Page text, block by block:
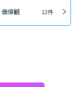
値観 12件